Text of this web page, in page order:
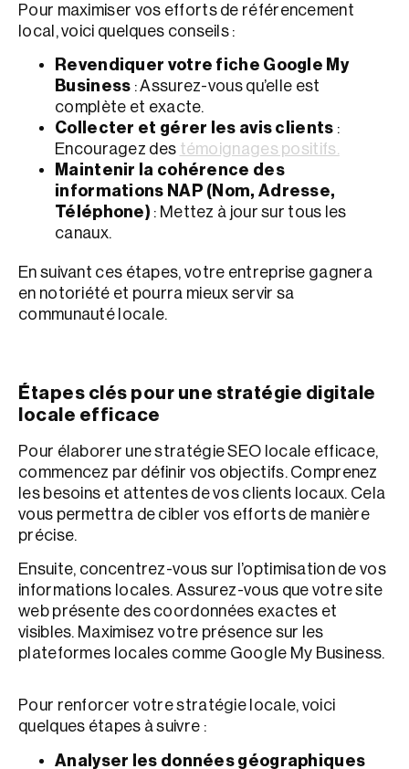
Pour maximiser vos efforts de référencement
local, voici quelques conseils :
Revendiquer votre fiche Google My
Business : Assurez-vous qu’elle est
complète et exacte.
Collecter et gérer les avis clients :
Encouragez des témoignages positifs.
Maintenir la cohérence des
informations NAP (Nom, Adresse,
Téléphone) : Mettez à jour sur tous les
canaux.
En suivant ces étapes, votre entreprise gagnera
en notoriété et pourra mieux servir sa
communauté locale.
Étapes clés pour une stratégie digitale
locale efficace
Pour élaborer une stratégie SEO locale efficace,
commencez par définir vos objectifs. Comprenez
les besoins et attentes de vos clients locaux. Cela
vous permettra de cibler vos efforts de manière
précise.
Ensuite, concentrez-vous sur l’optimisation de vos
informations locales. Assurez-vous que votre site
web présente des coordonnées exactes et
visibles. Maximisez votre présence sur les
plateformes locales comme Google My Business.
Pour renforcer votre stratégie locale, voici
quelques étapes à suivre :
Analyser les données géographiques